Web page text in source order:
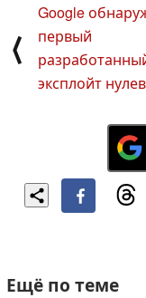
⟨
Google
первый
эксплойт
Ещё по теме